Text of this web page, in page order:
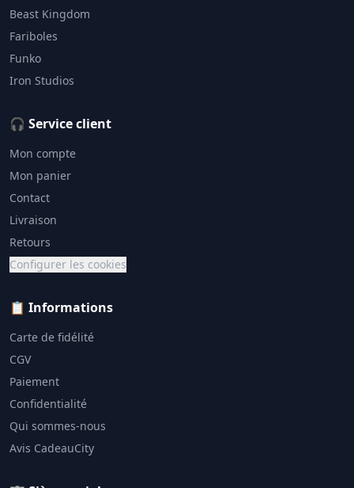
Beast Kingdom
Fariboles
Funko
Iron Studios
🎧 Service client
Mon compte
Mon panier
Contact
Livraison
Retours
Configurer les cookies
📋 Informations
Carte de fidélité
CGV
Paiement
Confidentialité
Qui sommes-nous
Avis CadeauCity